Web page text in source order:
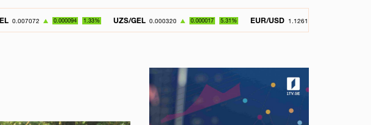
0.000094 1.33% UZS/GEL 0.000320 0.000017 5.31% EUR/USD 1.126150 -0.049800